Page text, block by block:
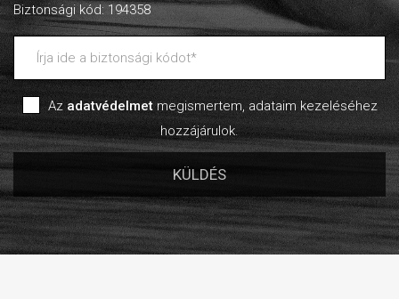
Biztonsági kód: 194358
Azadatvédelmetmegismertem, adataim kezeléséhez
hozzájárulok.